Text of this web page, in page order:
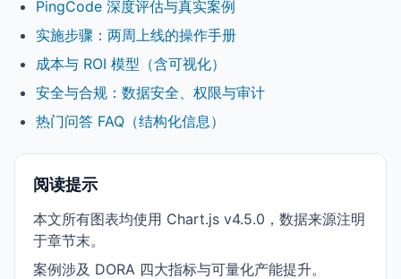
PingCode 深度评估与真实案例
实施步骤：两周上线的操作手册
成本与 ROI 模型（含可视化）
安全与合规：数据安全、权限与审计
热门问答 FAQ（结构化信息）
阅读提示
本文所有图表均使用 Chart.js v4.5.0，数据来源注明
于章节末。
案例涉及 DORA 四大指标与可量化产能提升。